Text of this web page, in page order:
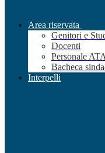
Area riservata
Genitori e
Docenti
Personale ATA
Bacheca
Interpelli